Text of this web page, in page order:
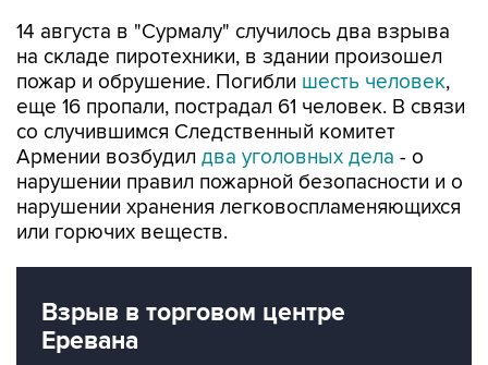
14 августа в "Сурмалу" случилось два взрыва
на складе пиротехники, в здании произошел
пожар и обрушение. Погибли шесть человек,
еще 16 пропали, пострадал 61 человек. В связи
со случившимся Следственный комитет
Армении возбудил два уголовных дела - о
нарушении правил пожарной безопасности и о
нарушении хранения легковоспламеняющихся
или горючих веществ.
Взрыв в торговом центре
Еревана